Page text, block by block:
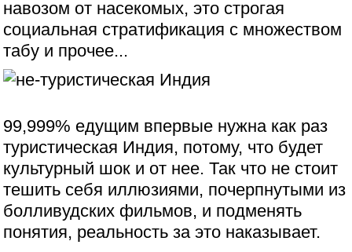
навозом от насекомых, это строгая
социальная стратификация с множеством
табу и прочее...
99,999% едущим впервые нужна как раз
туристическая Индия, потому, что будет
культурный шок и от нее. Так что не стоит
тешить себя иллюзиями, почерпнутыми из
болливудских фильмов, и подменять
понятия, реальность за это наказывает.